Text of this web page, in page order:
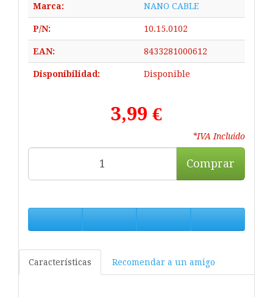
Marca: NANO CABLE
P/N: 10.15.0102
EAN: 8433281000612
Disponibilidad: Disponible
3,99 €
*IVA Incluido
Comprar
Características Recomendar a un amigo